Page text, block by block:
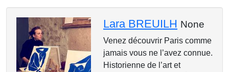
Lara BREUILH None
Venez découvrir Paris comme
jamais vous ne l’avez connue.
Historienne de l’art et